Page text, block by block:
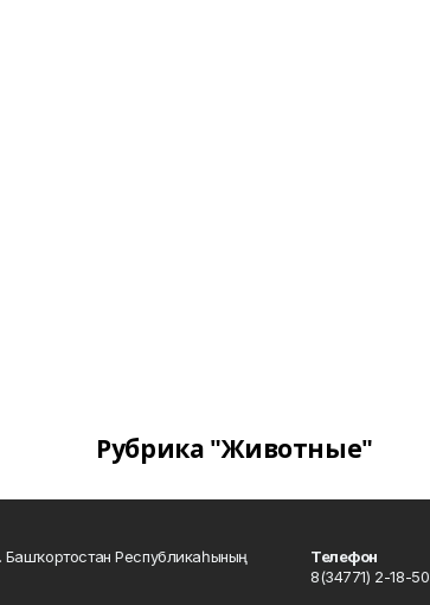
Рубрика "Животные"
Башҡортостан Республикаһының
Телефон
8(34771) 2-18-50